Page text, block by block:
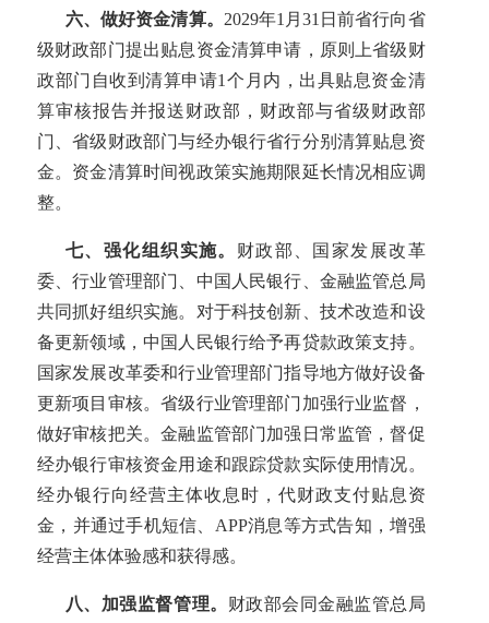
六、做好资金清算。 2029年1月31日前省行向省
级财政部门提出贴息资金清算申请，原则上省级财
政部门自收到清算申请1个月内，出具贴息资金清
算审核报告并报送财政部，财政部与省级财政部
门、省级财政部门与经办银行省行分别清算贴息资
金。资金清算时间视政策实施期限延长情况相应调
整。
七、强化组织实施。 财政部、国家发展改革
委、行业管理部门、中国人民银行、金融监管总局
共同抓好组织实施。对于科技创新、技术改造和设
备更新领域，中国人民银行给予再贷款政策支持。
国家发展改革委和行业管理部门指导地方做好设备
更新项目审核。省级行业管理部门加强行业监督，
做好审核把关。金融监管部门加强日常监管，督促
经办银行审核资金用途和跟踪贷款实际使用情况。
经办银行向经营主体收息时，代财政支付贴息资
金，并通过手机短信、APP消息等方式告知，增强
经营主体体验感和获得感。
八、加强监督管理。 财政部会同金融监管总局